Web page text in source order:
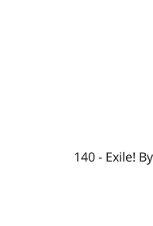
140 - Exile! By